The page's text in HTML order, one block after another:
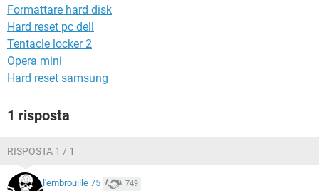
Formattare hard disk
Hard reset pc dell
Tentacle locker 2
Opera mini
Hard reset samsung
1 risposta
RISPOSTA 1 / 1
l'embrouille 75 749